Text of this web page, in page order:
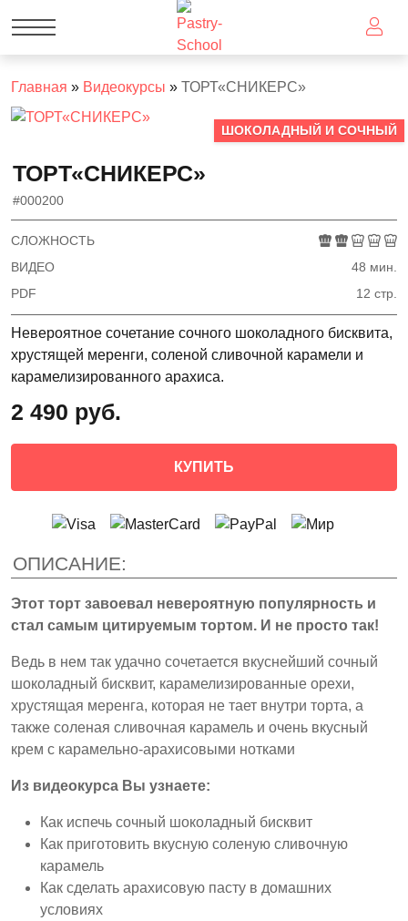
Главная » Видеокурсы » ТОРТ«СНИКЕРС»
ШОКОЛАДНЫЙ И СОЧНЫЙ
ТОРТ«СНИКЕРС»
#000200
СЛОЖНОСТЬ
ВИДЕО
48 мин.
PDF
12 стр.
Невероятное сочетание сочного шоколадного бисквита,
хрустящей меренги, соленой сливочной карамели и
карамелизированного арахиса.
2 490 руб.
КУПИТЬ
ОПИСАНИЕ:
Этот торт завоевал невероятную популярность и
стал самым цитируемым тортом. И не просто так!
Ведь в нем так удачно сочетается вкуснейший сочный
шоколадный бисквит, карамелизированные орехи,
хрустящая меренга, которая не тает внутри торта, а
также соленая сливочная карамель и очень вкусный
крем с карамельно-арахисовыми нотками
Из видеокурса Вы узнаете:
Как испечь сочный шоколадный бисквит
Как приготовить вкусную соленую сливочную
карамель
Как сделать арахисовую пасту в домашних
условиях